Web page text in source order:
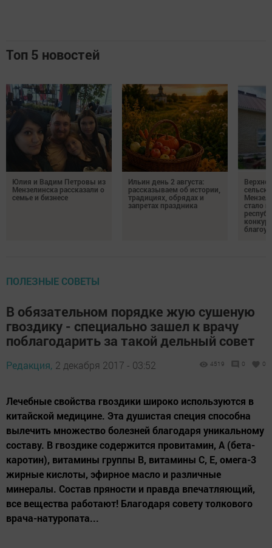
Топ 5 новостей
Юлия и Вадим Петровы из
Мензелинска рассказали о
семье и бизнесе
Ильин день 2 августа:
рассказываем об истории,
традициях, обрядах и
запретах праздника
стало
ПОЛЕЗНЫЕ СОВЕТЫ
В обязательном порядке жую сушеную
гвоздику - специально зашел к врачу
поблагодарить за такой дельный совет
Редакция, 2 декабря 2017 - 03:52 4519 0 0
Лечебные свойства гвоздики широко используются в
китайской медицине. Эта душистая специя способна
вылечить множество болезней благодаря уникальному
составу. В гвоздике содержится провитамин, А (бета-
каротин), витамины группы В, витамины С, Е, омега-3
жирные кислоты, эфирное масло и различные
минералы. Состав пряности и правда впечатляющий,
все вещества работают! Благодаря совету толкового
врача-натуропата...